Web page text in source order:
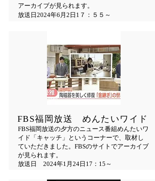
アーカイブが見られます。
放送日2024年6月2日1７：５５～
​FBS福岡放送 めんたいワイド
FBS福岡放送の夕方のニュース番組めんたいワ
イド「キャッチ」というコーナーで、取材し
ていただきました。FBSのサイトでアーカイブ
が見られます。
放送日 2024年1月24日17：15～